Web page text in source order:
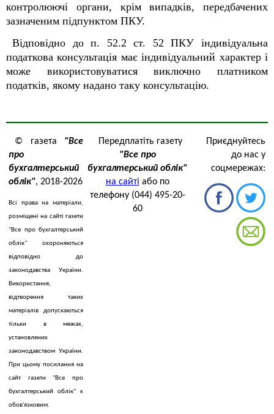
контролюючі органи, крім випадків, передбачених
зазначеним підпунктом ПКУ.
Відповідно до п. 52.2 ст. 52 ПКУ індивідуальна
податкова консультація має індивідуальний характер і
може використовуватися виключно платником
податків, якому надано таку консультацію.
© газета "Все
про
бухгалтерський
облік", 2018-2026
Всі права на матеріали,
розміщені на сайті газети
"Все про бухгалтерський
облік" охороняються
відповідно до
законодавства України.
Використання,
відтворення таких
матеріалів допускаються
тільки в межах,
установлених
законодавством України.
При цьому посилання на
сайт газети "Все про
бухгалтерський облік" є
обов'язковим.
Передплатіть газету
"Все про
бухгалтерський облік"
на сайті або по
телефону (044) 495-20-
60
Приєднуйтесь
до нас у
соцмережах: